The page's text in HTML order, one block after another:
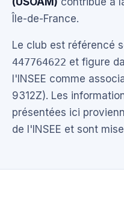
Île-de-France.
Le club est référencé
447764622 et figure
l'INSEE comme
9312Z). Les
présentées ici
de l'INSEE et sont